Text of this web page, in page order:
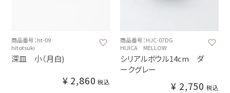
商品番号：ht-09
hitotsuki
深皿 小（月白)
¥ 2,860 税込
商品番号：HJC-07DG
HIJICA MELLOW
シリアルボウル14cm ダ
ークグレー
¥ 2,750 税込